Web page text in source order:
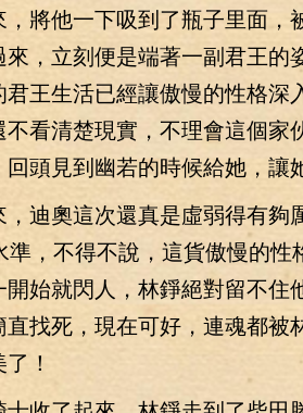
將他一下吸到了瓶子里面，
，立刻便是端著一副君王的
王生活已經讓傲慢的性格深
看清楚現實，不理會這個家
頭見到幽若的時候給她，讓
奧這次還真是虛弱得有夠
準，不得不說，這貨傲慢的
始就閃人，林錚絕對留不住
找死，現在可好，連魂都被
！